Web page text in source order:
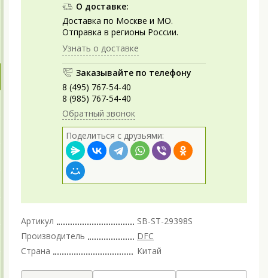
О доставке:
Доставка по Москве и МО.
Отправка в регионы России.
Узнать о доставке
Заказывайте по телефону
8 (495) 767-54-40
8 (985) 767-54-40
Обратный звонок
Поделиться с друзьями:
Артикул
SB-ST-29398S
Производитель
DFC
Страна
Китай